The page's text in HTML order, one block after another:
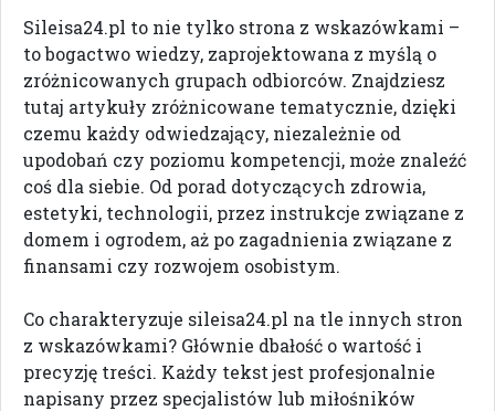
Sileisa24.pl to nie tylko strona z wskazówkami –
to bogactwo wiedzy, zaprojektowana z myślą o
zróżnicowanych grupach odbiorców. Znajdziesz
tutaj artykuły zróżnicowane tematycznie, dzięki
czemu każdy odwiedzający, niezależnie od
upodobań czy poziomu kompetencji, może znaleźć
coś dla siebie. Od porad dotyczących zdrowia,
estetyki, technologii, przez instrukcje związane z
domem i ogrodem, aż po zagadnienia związane z
finansami czy rozwojem osobistym.
Co charakteryzuje sileisa24.pl na tle innych stron
z wskazówkami? Głównie dbałość o wartość i
precyzję treści. Każdy tekst jest profesjonalnie
napisany przez specjalistów lub miłośników